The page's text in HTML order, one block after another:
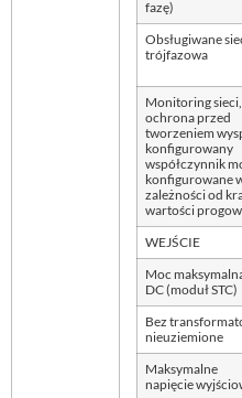
fazę)
Obsługiwane
trójfazowa
Monitoring sieci,
ochrona przed
tworzeniem
konfigurowany
współczynnik
konfigurowane
zależności od
wartości
WEJŚCIE
Moc
DC (moduł STC)
Bez
nieuziemione
Maksymalne
napięcie